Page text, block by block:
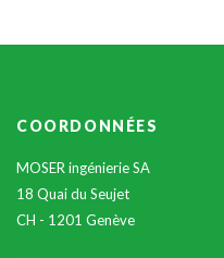
COORDONNÉES
MOSER ingénierie SA
18 Quai du Seujet
CH - 1201 Genève